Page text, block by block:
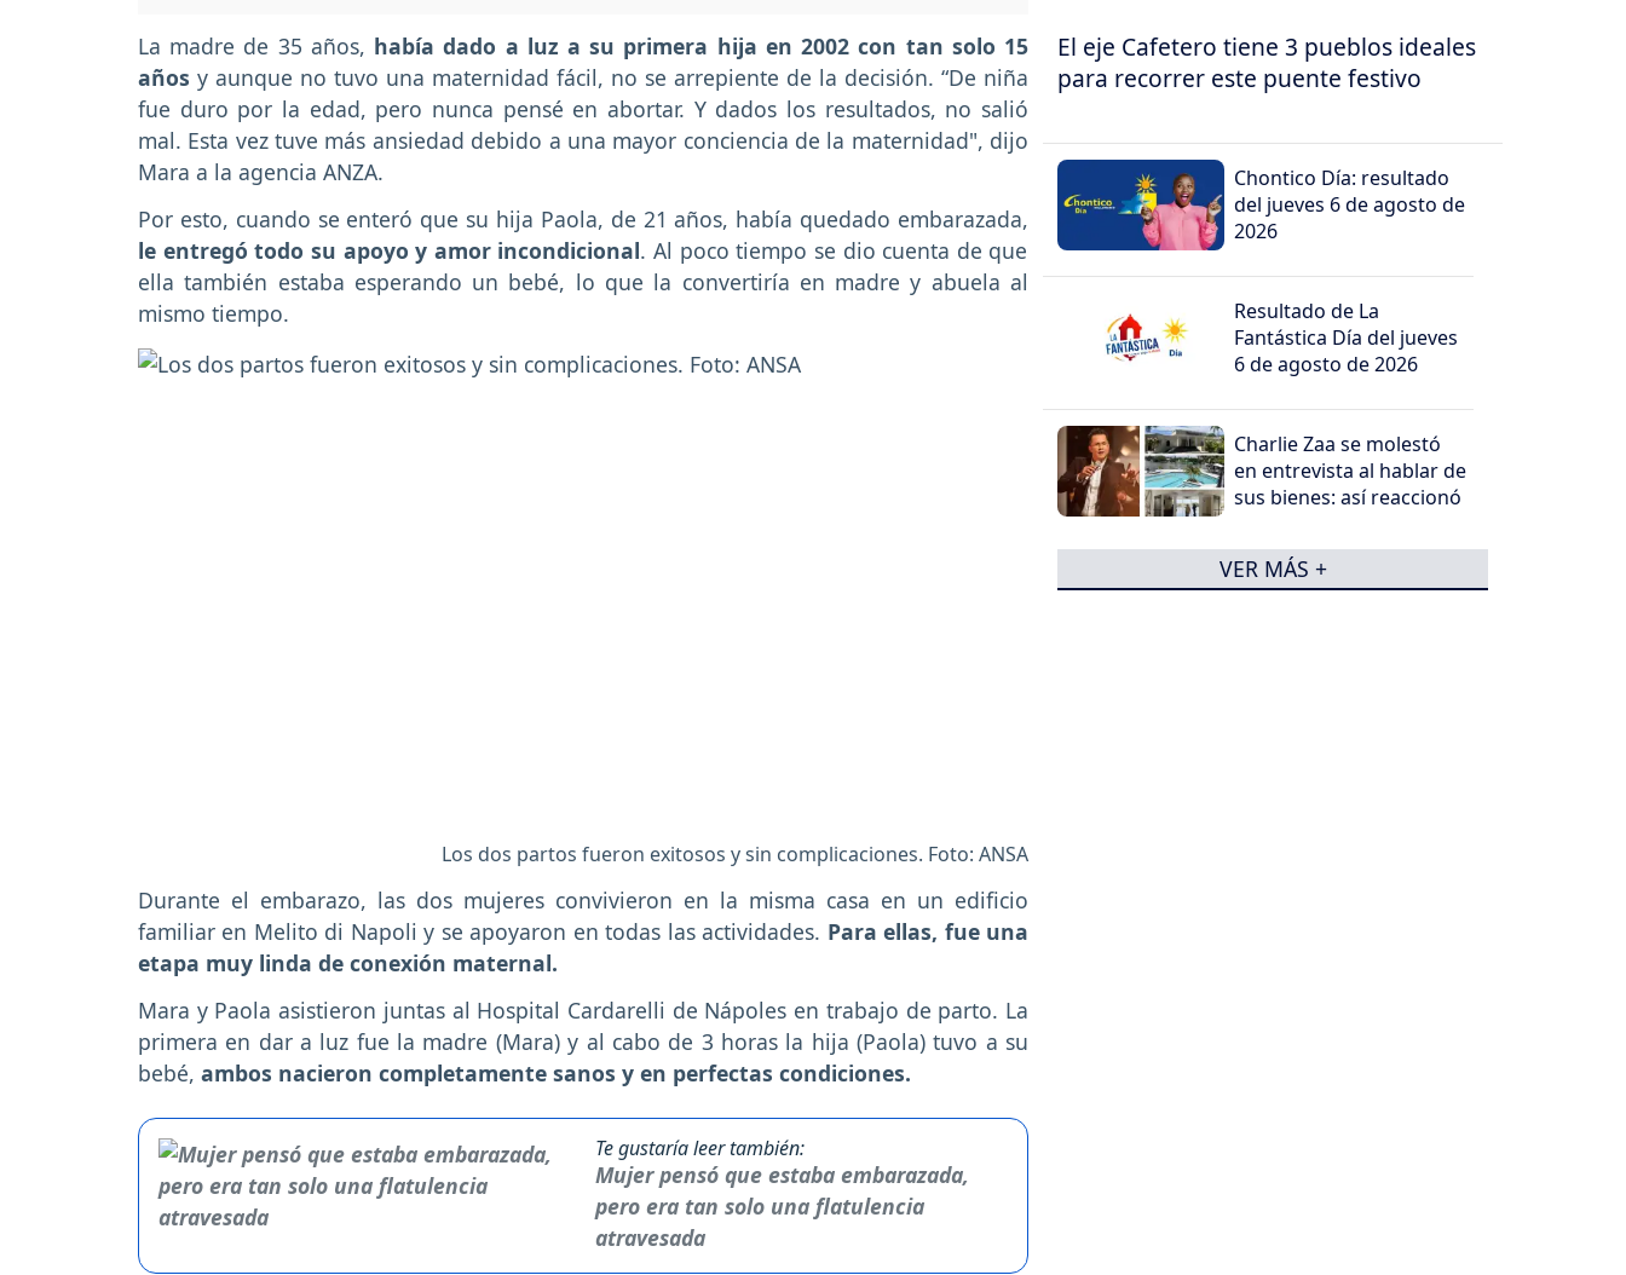
La madre de 35 años, había dado a luz a su primera hija en 2002 con tan solo 15
años y aunque no tuvo una maternidad fácil, no se arrepiente de la decisión. “De niña
fue duro por la edad, pero nunca pensé en abortar. Y dados los resultados, no salió
mal. Esta vez tuve más ansiedad debido a una mayor conciencia de la maternidad", dijo
Mara a la agencia ANZA.
Por esto, cuando se enteró que su hija Paola, de 21 años, había quedado embarazada,
le entregó todo su apoyo y amor incondicional. Al poco tiempo se dio cuenta de que
ella también estaba esperando un bebé, lo que la convertiría en madre y abuela al
mismo tiempo.
Los dos partos fueron exitosos y sin complicaciones. Foto: ANSA
Durante el embarazo, las dos mujeres convivieron en la misma casa en un edificio
familiar en Melito di Napoli y se apoyaron en todas las actividades. Para ellas, fue una
etapa muy linda de conexión maternal.
Mara y Paola asistieron juntas al Hospital Cardarelli de Nápoles en trabajo de parto. La
primera en dar a luz fue la madre (Mara) y al cabo de 3 horas la hija (Paola) tuvo a su
bebé, ambos nacieron completamente sanos y en perfectas condiciones.
Te gustaría leer también:
Mujer pensó que estaba embarazada,
pero era tan solo una flatulencia
atravesada
El eje Cafetero tiene 3 pueblos ideales
para recorrer este puente festivo
Chontico Día: resultado
del jueves 6 de agosto de
2026
Resultado de La
Fantástica Día del jueves
6 de agosto de 2026
Charlie Zaa se molestó
en entrevista al hablar de
sus bienes: así reaccionó
VER MÁS +